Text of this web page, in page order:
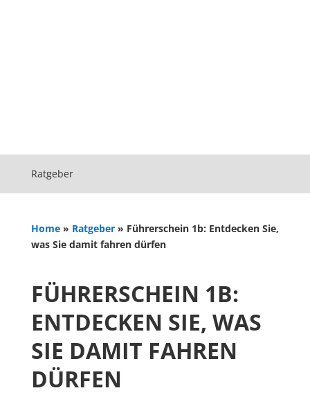
Ratgeber
Home» Ratgeber» Führerschein 1b: Entdecken Sie,
was Sie damit fahren dürfen
FÜHRERSCHEIN 1B:
ENTDECKEN SIE, WAS
SIE DAMIT FAHREN
DÜRFEN